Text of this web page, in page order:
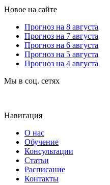
Новое на сайте
Прогноз на 8 августа
Прогноз на 7 августа
Прогноз на 6 августа
Прогноз на 5 августа
Прогноз на 4 августа
Мы в соц. сетях
Навигация
О нас
Обучение
Консультации
Статьи
Расписание
Контакты